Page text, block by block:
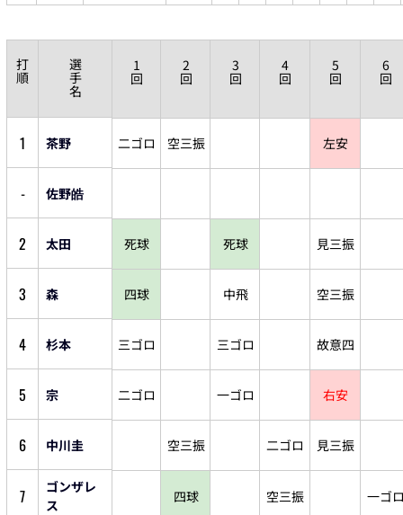
打
順
選
手
名
1
回
2
回
3
回
4
回
5
回
6
回
1 茶野 二ゴロ 空三振 左安
- 佐野皓
2 太田 死球 死球 見三振
3 森 四球 中飛 空三振
4 杉本 三ゴロ 三ゴロ 故意四
5 宗 二ゴロ 一ゴロ 右安
6 中川圭 空三振 二ゴロ 見三振
7
ゴンザレ
ス
四球 空三振 一ゴ